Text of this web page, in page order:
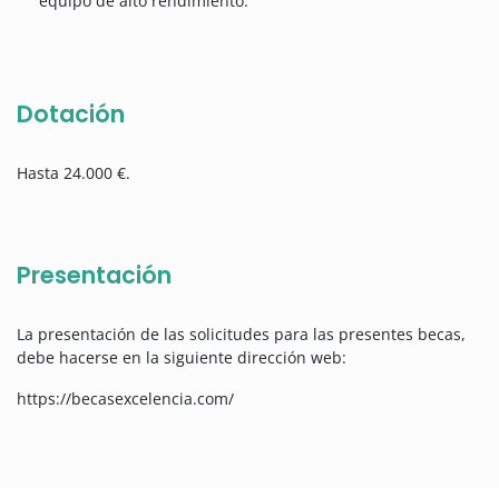
Dotación
Hasta 24.000 €.
Presentación
La presentación de las solicitudes para las presentes becas,
debe hacerse en la siguiente dirección web:
https://becasexcelencia.com/